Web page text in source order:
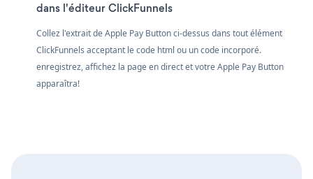
dans l'éditeur ClickFunnels
Collez l'extrait de Apple Pay Button ci-dessus dans tout élément
ClickFunnels acceptant le code html ou un code incorporé.
enregistrez, affichez la page en direct et votre Apple Pay Button
apparaîtra!